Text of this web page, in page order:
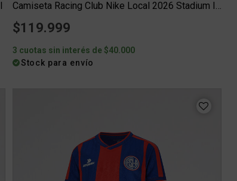
Camiseta Racing Club Nike Local 2026 Stadium Infantil
$119.999
3 cuotas sin interés de $40.000
Stock para envío